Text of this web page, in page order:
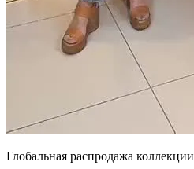
Глобальная распродажа коллекции